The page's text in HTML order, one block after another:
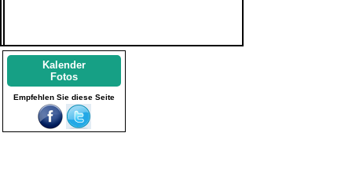
Kalender
Fotos
Empfehlen Sie diese Seite